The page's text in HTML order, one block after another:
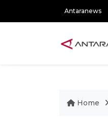
Antaranews
Home